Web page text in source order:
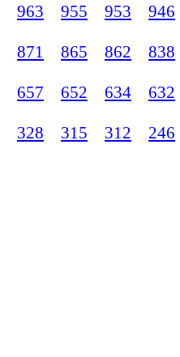
963 955 953
946
871 865 862
838
657 652 634
632
328 315 312
246